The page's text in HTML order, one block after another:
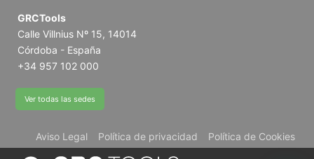
GRCTools
Calle Villnius Nº 15, 14014
Córdoba - España
+34 957 102 000
Ver todas las sedes
Aviso Legal Política de privacidad Política de Cookies